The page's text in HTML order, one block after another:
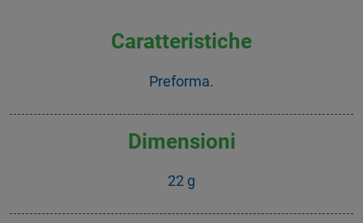
Caratteristiche
Preforma.
Dimensioni
22 g